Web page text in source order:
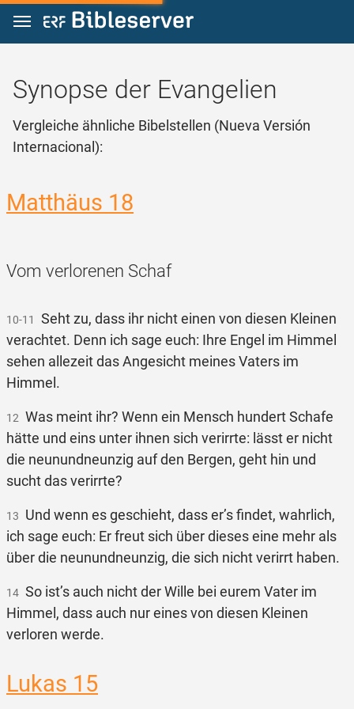
Zum Inhalt springen
Synopse der Evangelien
Vergleiche ähnliche Bibelstellen (Nueva Versión
Internacional):
Matthäus 18
Vom verlorenen Schaf
10-11
Seht zu, dass ihr nicht einen von diesen Kleinen
verachtet. Denn ich sage euch: Ihre Engel im Himmel
sehen allezeit das Angesicht meines Vaters im
Himmel.
12 Was meint ihr? Wenn ein Mensch hundert Schafe
hätte und eins unter ihnen sich verirrte: lässt er nicht
die neunundneunzig auf den Bergen, geht hin und
sucht das verirrte?
13 Und wenn es geschieht, dass er’s findet, wahrlich,
ich sage euch: Er freut sich über dieses eine mehr als
über die neunundneunzig, die sich nicht verirrt haben.
14 So ist’s auch nicht der Wille bei eurem Vater im
Himmel, dass auch nur eines von diesen Kleinen
verloren werde.
Lukas 15